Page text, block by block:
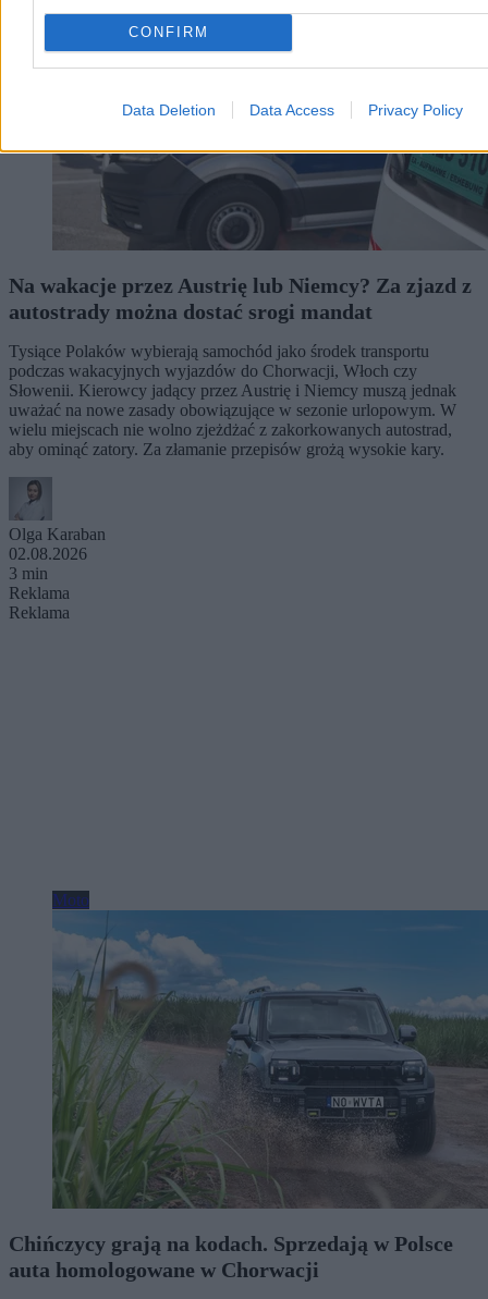
CONFIRM
Data Deletion Data Access Privacy Policy
Na wakacje przez Austrię lub Niemcy? Za zjazd z
autostrady można dostać srogi mandat
Tysiące Polaków wybierają samochód jako środek transportu
podczas wakacyjnych wyjazdów do Chorwacji, Włoch czy
Słowenii. Kierowcy jadący przez Austrię i Niemcy muszą jednak
uważać na nowe zasady obowiązujące w sezonie urlopowym. W
wielu miejscach nie wolno zjeżdżać z zakorkowanych autostrad,
aby ominąć zatory. Za złamanie przepisów grożą wysokie kary.
Olga Karaban
02.08.2026
3 min
Reklama
Reklama
Moto
Chińczycy grają na kodach. Sprzedają w Polsce
auta homologowane w Chorwacji